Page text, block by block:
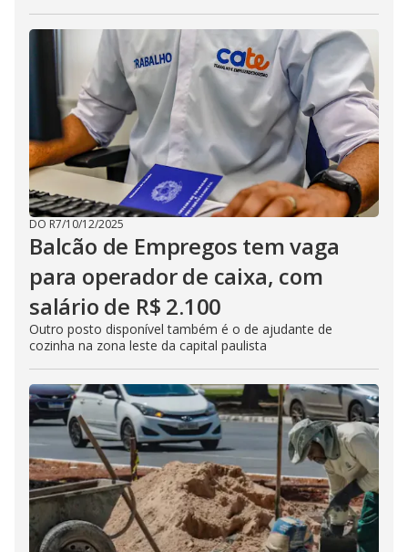
DO R7/10/12/2025
Balcão de Empregos tem vaga
para operador de caixa, com
salário de R$ 2.100
Outro posto disponível também é o de ajudante de
cozinha na zona leste da capital paulista